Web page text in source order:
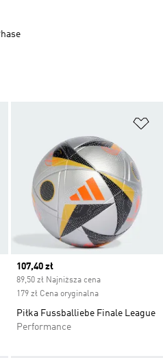
Current price
107,40 zł
89,50 zł Najniższa cena
179 zł Cena oryginalna
Piłka Fussballiebe Finale League
Performance